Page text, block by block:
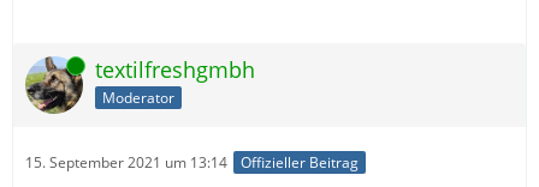
Online textilfreshgmbh
Moderator
15. September 2021 um 13:14 Offizieller Beitrag